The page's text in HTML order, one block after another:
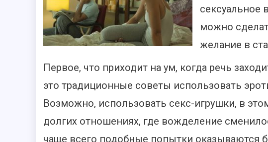
сексуальное
можно
желание в
Первое, что приходит на ум, когда речь
это традиционные советы использовать
Возможно, использовать секс-игрушки, в
долгих отношениях, где вожделение
чаще всего подобные попытки оказываются